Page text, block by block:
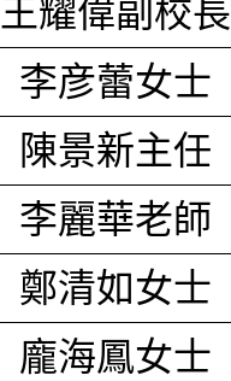
王耀偉副校長
李彦蕾女士
陳景新主任
李麗華老師
鄭清如女士
龐海鳳女士